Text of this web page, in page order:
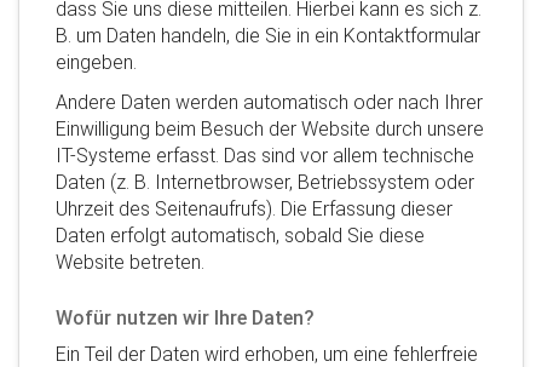
dass Sie uns diese mitteilen. Hierbei kann es sich z.
B. um Daten handeln, die Sie in ein Kontaktformular
eingeben.
Andere Daten werden automatisch oder nach Ihrer
Einwilligung beim Besuch der Website durch unsere
IT-Systeme erfasst. Das sind vor allem technische
Daten (z. B. Internetbrowser, Betriebssystem oder
Uhrzeit des Seitenaufrufs). Die Erfassung dieser
Daten erfolgt automatisch, sobald Sie diese
Website betreten.
Wofür nutzen wir Ihre Daten?
Ein Teil der Daten wird erhoben, um eine fehlerfreie